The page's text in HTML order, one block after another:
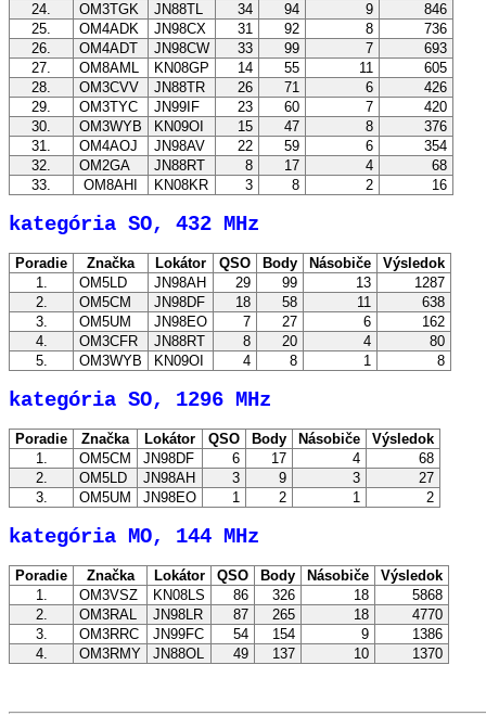
24.
OM3TGK JN88TL 34 94 9
846
25.
OM4ADK JN98CX 31 92 8
736
26.
OM4ADT JN98CW 33 99 7
693
27.
OM8AML KN08GP 14 55 11
605
28.
OM3CVV JN88TR 26 71 6
426
29.
OM3TYC JN99IF 23 60 7
420
30.
OM3WYB KN09OI 15 47 8
376
31.
OM4AOJ JN98AV 22 59 6
354
32.
OM2GA JN88RT 8 17 4
68
33.
OM8AHI KN08KR 3 8 2 16
kategória SO, 432 MHz
Poradie Značka Lokátor QSO Body Násobiče
Výsledok
1.
OM5LD JN98AH 29 99 13
1287
2.
OM5CM JN98DF 18 58 11
638
3.
OM5UM JN98EO 7 27 6
162
4.
OM3CFR JN88RT 8 20 4
80
5.
OM3WYB KN09OI 4 8 1 8
kategória SO, 1296 MHz
Poradie Značka Lokátor QSO Body Násobiče
Výsledok
1.
OM5CM JN98DF 6 17 4
68
2.
OM5LD JN98AH 3 9 3
27
3.
OM5UM JN98EO 1 2 1 2
kategória MO, 144 MHz
Poradie Značka Lokátor QSO Body Násobiče
Výsledok
1.
OM3VSZ KN08LS 86 326 18
5868
2.
OM3RAL JN98LR 87 265 18
4770
3.
OM3RRC JN99FC 54 154 9
1386
4.
OM3RMY JN88OL 49 137 10 1370